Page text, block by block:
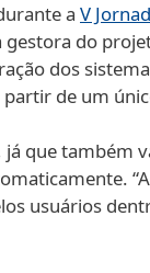
a V
do
dos
de um
que
usuários